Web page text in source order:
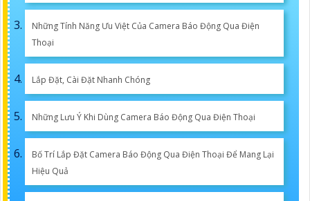
Những Tính Năng Ưu Việt Của Camera Báo Động Qua Điện
Thoại
Lắp Đặt, Cài Đặt Nhanh Chóng
Những Lưu Ý Khi Dùng Camera Báo Động Qua Điện Thoại
Bố Trí Lắp Đặt Camera Báo Động Qua Điện Thoại Để Mang Lại
Hiệu Quả